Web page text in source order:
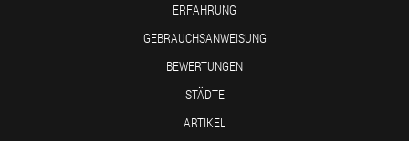
ERFAHRUNG
GEBRAUCHSANWEISUNG
BEWERTUNGEN
STÄDTE
ARTIKEL